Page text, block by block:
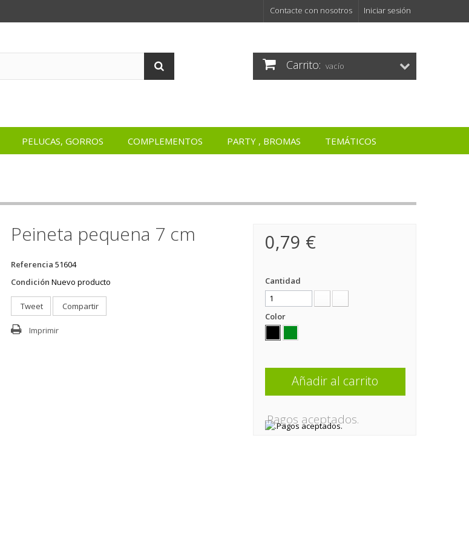
Iniciar sesión
Contacte con nosotros
Carrito: vacío
PELUCAS, GORROS COMPLEMENTOS PARTY , BROMAS TEMÁTICOS
Peineta pequena 7 cm
Referencia 51604
Condición Nuevo producto
Tweet Compartir
Imprimir
0,79 €
Cantidad
Color
Añadir al carrito
.Pagos aceptados.